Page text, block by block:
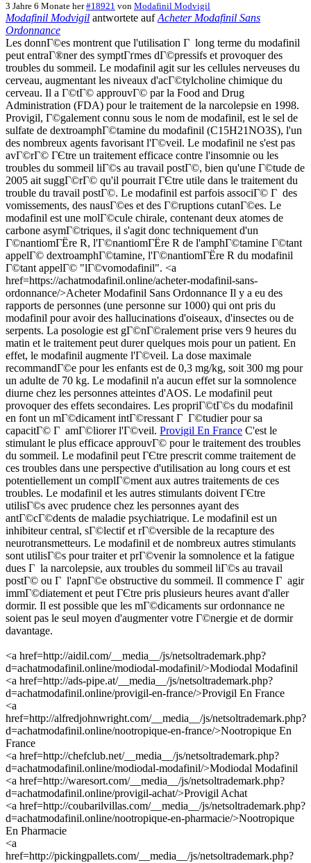
3 Jahre 6 Monate her #18921 von Modafinil Modvigil
Modafinil Modvigil antwortete aufAcheter Modafinil Sans
Ordonnance
Les donnГ©es montrent que l'utilisation Г long terme du modafinil
peut entraГ®ner des symptГґmes dГ©pressifs et provoquer des
troubles du sommeil. Le modafinil agit sur les cellules nerveuses du
cerveau, augmentant les niveaux d'acГ©tylcholine chimique du
cerveau. Il a Г©tГ© approuvГ© par la Food and Drug
Administration (FDA) pour le traitement de la narcolepsie en 1998.
Provigil, Г©galement connu sous le nom de modafinil, est le sel de
sulfate de dextroamphГ©tamine du modafinil (C15H21NO3S), l'un
des nombreux agents favorisant l'Г©veil. Le modafinil ne s'est pas
avГ©rГ© ГЄtre un traitement efficace contre l'insomnie ou les
troubles du sommeil liГ©s au travail postГ©, bien qu'une Г©tude de
2005 ait suggГ©rГ© qu'il pourrait ГЄtre utile dans le traitement du
trouble du travail postГ©. Le modafinil est parfois associГ© Г des
vomissements, des nausГ©es et des Г©ruptions cutanГ©es. Le
modafinil est une molГ©cule chirale, contenant deux atomes de
carbone asymГ©triques, il s'agit donc techniquement d'un
Г©nantiomГЁre R, l'Г©nantiomГЁre R de l'amphГ©tamine Г©tant
appelГ© dextroamphГ©tamine, l'Г©nantiomГЁre R du modafinil
Г©tant appelГ© "lГ©vomodafinil". <a
href=https://achatmodafinil.online/acheter-modafinil-sans-
ordonnance/>Acheter Modafinil Sans Ordonnance Il y a eu des
rapports de personnes (une personne sur 1000) qui ont pris du
modafinil pour avoir des hallucinations d'oiseaux, d'insectes ou de
serpents. La posologie est gГ©nГ©ralement prise vers 9 heures du
matin et le traitement peut durer quelques mois pour un patient. En
effet, le modafinil augmente l'Г©veil. La dose maximale
recommandГ©e pour les enfants est de 0,3 mg/kg, soit 300 mg pour
un adulte de 70 kg. Le modafinil n'a aucun effet sur la somnolence
diurne chez les personnes atteintes d'AOS. Le modafinil peut
provoquer des effets secondaires. Les propriГ©tГ©s du modafinil
en font un mГ©dicament intГ©ressant Г Г©tudier pour sa
capacitГ© Г amГ©liorer l'Г©veil. Provigil En France C'est le
stimulant le plus efficace approuvГ© pour le traitement des troubles
du sommeil. Le modafinil peut ГЄtre prescrit comme traitement de
ces troubles dans une perspective d'utilisation au long cours et est
potentiellement un complГ©ment aux autres traitements de ces
troubles. Le modafinil et les autres stimulants doivent ГЄtre
utilisГ©s avec prudence chez les personnes ayant des
antГ©cГ©dents de maladie psychiatrique. Le modafinil est un
inhibiteur central, sГ©lectif et rГ©versible de la recapture des
neurotransmetteurs. Le modafinil et de nombreux autres stimulants
sont utilisГ©s pour traiter et prГ©venir la somnolence et la fatigue
dues Г la narcolepsie, aux troubles du sommeil liГ©s au travail
postГ© ou Г l'apnГ©e obstructive du sommeil. Il commence Г agir
immГ©diatement et peut ГЄtre pris plusieurs heures avant d'aller
dormir. Il est possible que les mГ©dicaments sur ordonnance ne
soient pas le seul moyen d'augmenter votre Г©nergie et de dormir
davantage.
<a href=http://aidil.com/__media__/js/netsoltrademark.php?
d=achatmodafinil.online/modiodal-modafinil/>Modiodal Modafinil
<a href=http://ads-pipe.at/__media__/js/netsoltrademark.php?
d=achatmodafinil.online/provigil-en-france/>Provigil En France
<a
href=http://alfredjohnwright.com/__media__/js/netsoltrademark.php?
d=achatmodafinil.online/nootropique-en-france/>Nootropique En
France
<a href=http://chefclub.net/__media__/js/netsoltrademark.php?
d=achatmodafinil.online/modiodal-modafinil/>Modiodal Modafinil
<a href=http://waresort.com/__media__/js/netsoltrademark.php?
d=achatmodafinil.online/provigil-achat/>Provigil Achat
<a href=http://coubarilvillas.com/__media__/js/netsoltrademark.php?
d=achatmodafinil.online/nootropique-en-pharmacie/>Nootropique
En Pharmacie
<a
href=http://pickingpallets.com/__media__/js/netsoltrademark.php?